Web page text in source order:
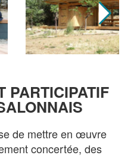
PARTICIPATIF
de mettre en œuvre
concertée, des